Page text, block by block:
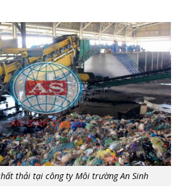
thải tại công ty Môi trường An Sinh